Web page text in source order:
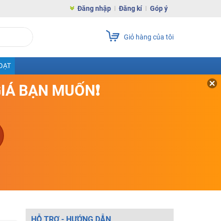
Đăng nhập Đăng kí Góp ý
Giỏ hàng của tôi
BẠN MUỐN❗